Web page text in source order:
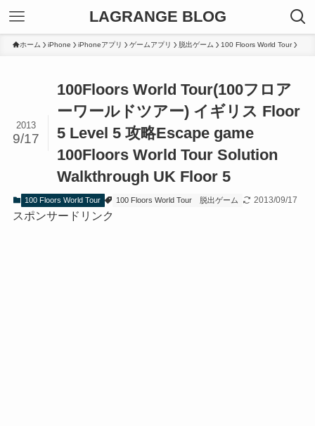
LAGRANGE BLOG
ホーム iPhone iPhoneアプリ ゲームアプリ 脱出ゲーム 100 Floors World Tour
100Floors World Tour(100フロア
ーワールドツアー) イギリス Floor
5 Level 5 攻略Escape game
100Floors World Tour Solution
Walkthrough UK Floor 5
2013
9/17
100 Floors World Tour 100 Floors World Tour 脱出ゲーム 2013/09/17
スポンサードリンク